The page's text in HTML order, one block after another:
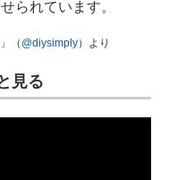
られています。
（ @diysimply）より
見る